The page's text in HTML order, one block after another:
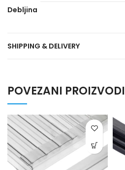
Debljina
SHIPPING & DELIVERY
POVEZANI PROIZVODI